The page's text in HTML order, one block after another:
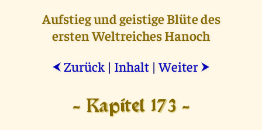
Aufstieg und geistige Blüte des
ersten Weltreiches Hanoch
⮜ Zurück | Inhalt |Weiter ⮞
- Kapitel 173 -